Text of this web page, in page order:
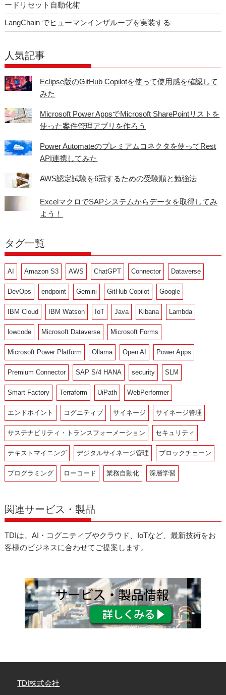
ードリセット自動化術
LangChain でヒューマンインザループを実装する
人気記事
Eclipse版のGitHub Copilotを使って使用感を確認して
みた
Microsoft Power AppsでMicrosoft SharePointリストを
使った案件管理アプリを作ろう
Power Automateのプレミアムコネクタを使ってRest
API連携してみた
AWS認定試験を6冠するための受験順と勉強法
ExcelマクロでSAPシステムからデータを取得してみ
よう！
タグ一覧
AI Amazon S3 AWS ChatGPT Connector Dataverse
DevOps endpoint Gemini GitHub Copilot Google
IBM Cloud IBM Watson IoT Java Kibana Lambda
lowcode Microsoft Dataverse Microsoft Forms
Microsoft Power Platform Ollama Open AI Power Apps
Premium Connector SAP S/4 HANA security SLM
Smart Factory Terraform UiPath WebPerformer
エンドポイント コグニティブ サイネージ サイネージ管理
サステナビリティ・トランスフォーメーション セキュリティ
テキストマイニング デジタルサイネージ管理 ブロックチェーン
プログラミング ローコード 業務自動化 深層学習
関連サービス・製品
TDIは、AI・コグニティブやクラウド、IoTなど、最新技術をお
客様のビジネスに合わせてご提案します。
TDI株式会社